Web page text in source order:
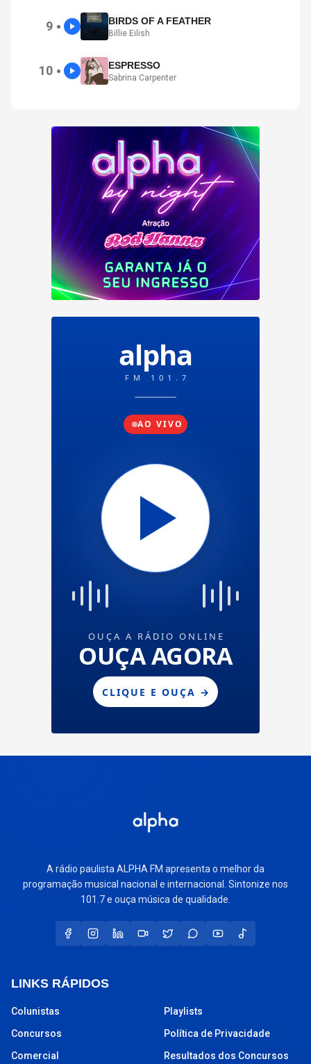
9 ● BIRDS OF A FEATHER
Billie Eilish
10 ● ESPRESSO
Sabrina Carpenter
A rádio paulista ALPHA FM apresenta o melhor da
programação musical nacional e internacional. Sintonize nos
101.7 e ouça música de qualidade.
LINKS RÁPIDOS
Colunistas
Concursos
Comercial
Playlists
Política de Privacidade
Resultados dos Concursos